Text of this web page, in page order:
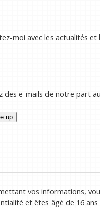
moi avec les actualités
des e-mails de notre part
vos informations,
et êtes âgé de 16 ans